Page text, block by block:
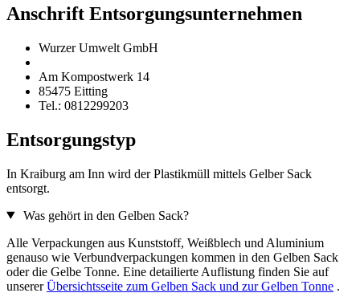
Anschrift Entsorgungsunternehmen
Wurzer Umwelt GmbH
Am Kompostwerk 14
85475 Eitting
Tel.: 0812299203
Entsorgungstyp
In Kraiburg am Inn wird der Plastikmüll mittels Gelber Sack
entsorgt.
Was gehört in den Gelben Sack?
Alle Verpackungen aus Kunststoff, Weißblech und Aluminium
genauso wie Verbundverpackungen kommen in den Gelben Sack
oder die Gelbe Tonne. Eine detailierte Auflistung finden Sie auf
unsererÜbersichtsseite zum Gelben Sack und zur Gelben Tonne .